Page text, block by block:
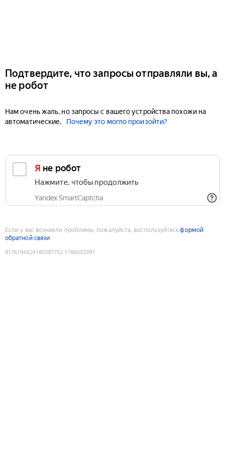
Подтвердите, что запросы отправляли вы, а
не робот
Нам очень жаль, но запросы с вашего устройства похожи на
автоматические.
Почему это могло произойти?
Я не робот
Нажмите, чтобы продолжить
Yandex SmartCaptcha
Если у вас возникли проблемы, пожалуйста, воспользуйтесьформой
обратной связи
9176194624180397752:1786003397